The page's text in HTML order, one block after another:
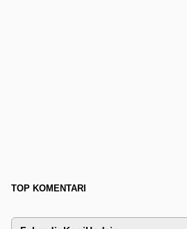
TOP KOMENTARI